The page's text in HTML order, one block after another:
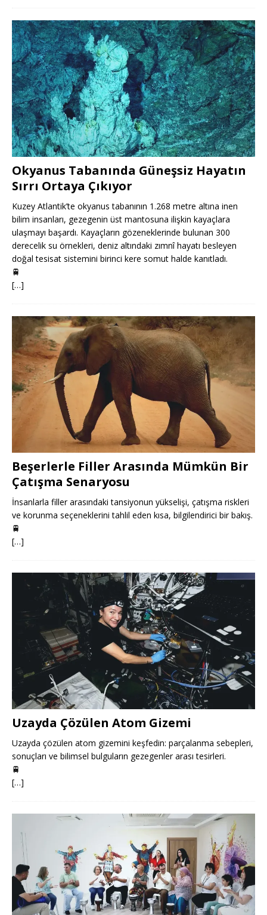
Okyanus Tabanında Güneşsiz Hayatın
Sırrı Ortaya Çıkıyor
Kuzey Atlantik’te okyanus tabanının 1.268 metre altına inen
bilim insanları, gezegenin üst mantosuna ilişkin kayaçlara
ulaşmayı başardı. Kayaçların gözeneklerinde bulunan 300
derecelik su örnekleri, deniz altındaki zımnî hayatı besleyen
doğal tesisat sistemini birinci kere somut halde kanıtladı.
🚆
[…]
Beşerlerle Filler Arasında Mümkün Bir
Çatışma Senaryosu
İnsanlarla filler arasındaki tansiyonun yükselişi, çatışma riskleri
ve korunma seçeneklerini tahlil eden kısa, bilgilendirici bir bakış.
🚆
[…]
Uzayda Çözülen Atom Gizemi
Uzayda çözülen atom gizemini keşfedin: parçalanma sebepleri,
sonuçları ve bilimsel bulguların gezegenler arası tesirleri.
🚆
[…]